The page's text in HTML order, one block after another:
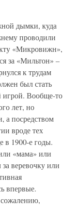
дымки, куда
проводили
«Микровижн»,
за «Мильтон» –
к трудам
был стать
игрой. Вообще-то
лет, но
а посредством
вроде тех
в 1900-е годы.
«мама» или
веревочку или
впервые.